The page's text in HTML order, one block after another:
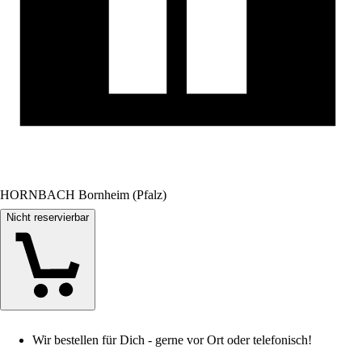
HORNBACH Bornheim (Pfalz)
Nicht reservierbar
Wir bestellen für Dich - gerne vor Ort oder telefonisch!